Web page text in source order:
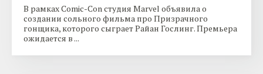
В рамках Comic-Con студия Marvel объявила о
создании сольного фильма про Призрачного
гонщика, которого сыграет Райан Гослинг. Премьера
ожидается в ...